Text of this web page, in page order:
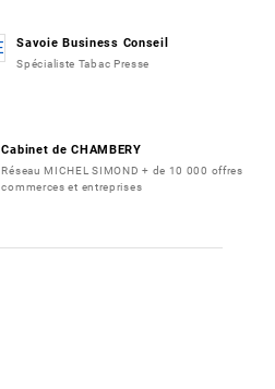
Savoie Business Conseil
Spécialiste Tabac Presse
Cabinet de CHAMBERY
Réseau MICHEL SIMOND + de 10 000 offres
commerces et entreprises